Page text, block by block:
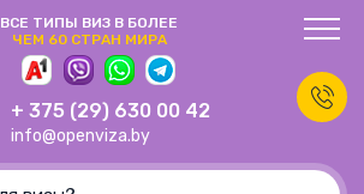
ВСЕ ТИПЫ ВИЗ В БОЛЕЕ
ЧЕМ 60 СТРАН МИРА
+ 375 (29) 630 00 42
info@openviza.by